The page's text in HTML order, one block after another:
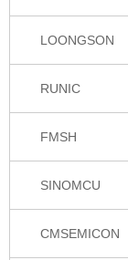
LOONGSON
RUNIC
FMSH
SINOMCU
CMSEMICON